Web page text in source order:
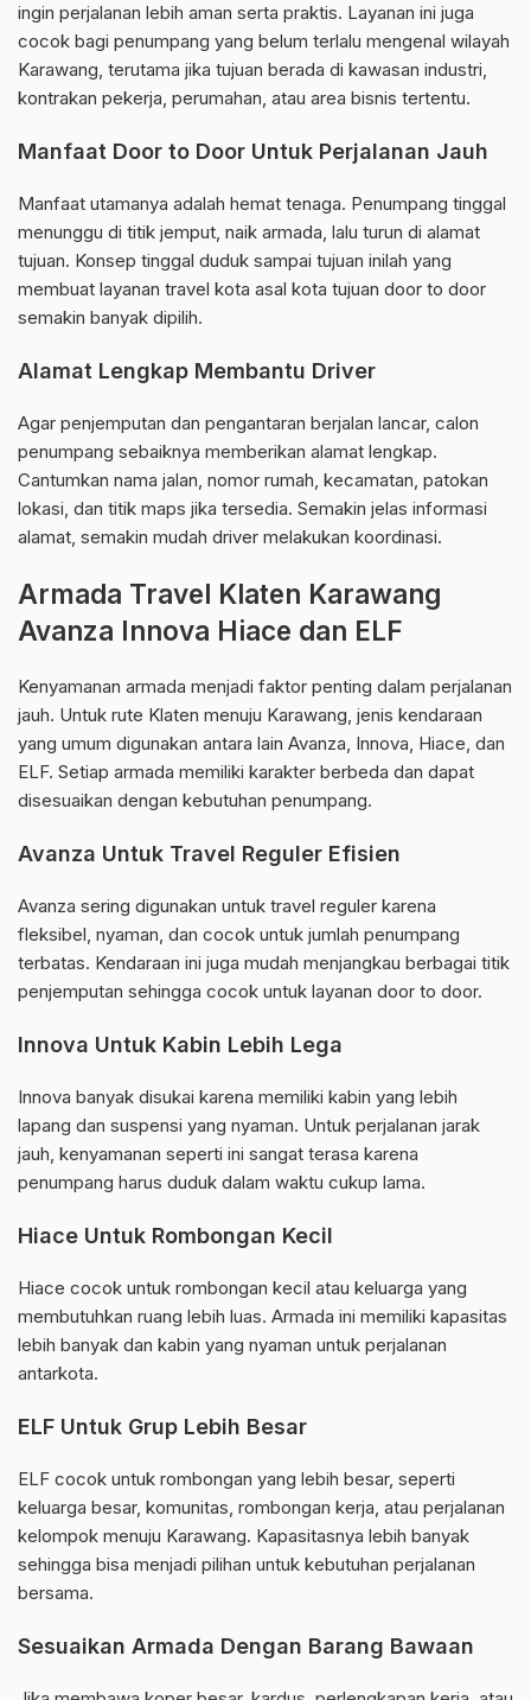
ingin perjalanan lebih aman serta praktis. Layanan ini juga
cocok bagi penumpang yang belum terlalu mengenal wilayah
Karawang, terutama jika tujuan berada di kawasan industri,
kontrakan pekerja, perumahan, atau area bisnis tertentu.
Manfaat Door to Door Untuk Perjalanan Jauh
Manfaat utamanya adalah hemat tenaga. Penumpang tinggal
menunggu di titik jemput, naik armada, lalu turun di alamat
tujuan. Konsep tinggal duduk sampai tujuan inilah yang
membuat layanan travel kota asal kota tujuan door to door
semakin banyak dipilih.
Alamat Lengkap Membantu Driver
Agar penjemputan dan pengantaran berjalan lancar, calon
penumpang sebaiknya memberikan alamat lengkap.
Cantumkan nama jalan, nomor rumah, kecamatan, patokan
lokasi, dan titik maps jika tersedia. Semakin jelas informasi
alamat, semakin mudah driver melakukan koordinasi.
Armada Travel Klaten Karawang
Avanza Innova Hiace dan ELF
Kenyamanan armada menjadi faktor penting dalam perjalanan
jauh. Untuk rute Klaten menuju Karawang, jenis kendaraan
yang umum digunakan antara lain Avanza, Innova, Hiace, dan
ELF. Setiap armada memiliki karakter berbeda dan dapat
disesuaikan dengan kebutuhan penumpang.
Avanza Untuk Travel Reguler Efisien
Avanza sering digunakan untuk travel reguler karena
fleksibel, nyaman, dan cocok untuk jumlah penumpang
terbatas. Kendaraan ini juga mudah menjangkau berbagai titik
penjemputan sehingga cocok untuk layanan door to door.
Innova Untuk Kabin Lebih Lega
Innova banyak disukai karena memiliki kabin yang lebih
lapang dan suspensi yang nyaman. Untuk perjalanan jarak
jauh, kenyamanan seperti ini sangat terasa karena
penumpang harus duduk dalam waktu cukup lama.
Hiace Untuk Rombongan Kecil
Hiace cocok untuk rombongan kecil atau keluarga yang
membutuhkan ruang lebih luas. Armada ini memiliki kapasitas
lebih banyak dan kabin yang nyaman untuk perjalanan
antarkota.
ELF Untuk Grup Lebih Besar
ELF cocok untuk rombongan yang lebih besar, seperti
keluarga besar, komunitas, rombongan kerja, atau perjalanan
kelompok menuju Karawang. Kapasitasnya lebih banyak
sehingga bisa menjadi pilihan untuk kebutuhan perjalanan
bersama.
Sesuaikan Armada Dengan Barang Bawaan